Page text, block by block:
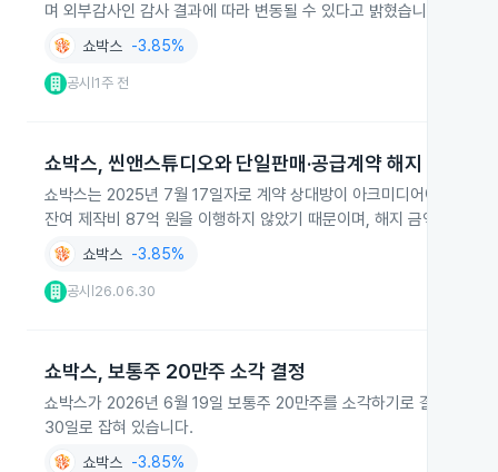
며 외부감사인 감사 결과에 따라 변동될 수 있다고 밝혔습니다.
쇼박스 -3.85%
공시 |1주 전
쇼박스, 씬앤스튜디오와 단일판매·공급계약 해지
쇼박스는 2025년 7월 17일자로 계약 상대방이 아크미디어에서 씬앤
잔여 제작비 87억 원을 이행하지 않았기 때문이며, 해지 금액은 최초
쇼박스 -3.85%
공시 26.06.30
쇼박스, 보통주 20만주 소각 결정
쇼박스가 2026년 6월 19일 보통주 20만주를 소각하기로 결정했으
30일로 잡혀 있습니다.
쇼박스 -3.85%